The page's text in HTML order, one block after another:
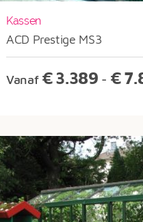
Kassen
ACD Prestige MS3
Vanaf €3.389 - €